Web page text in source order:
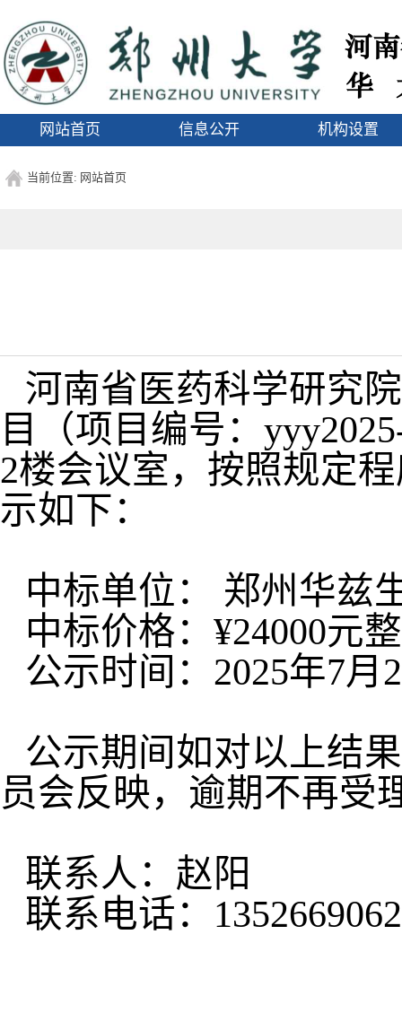
网站首页 信息公开 机构设置
当前位置: 网站首页
河南省医药科学研究
目（项目编号：
2楼会议室，按照规定
示如下：
中标单位： 郑州华兹
中标价格： ¥24000元整
公示时间： 2025年7月
公示期间如对以上结
员会反映，逾期不再受
联系人：赵阳
联系电话：